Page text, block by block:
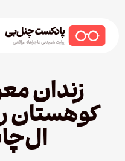
زندان
کوهستان